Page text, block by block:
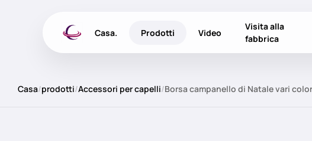
Casa. Prodotti Video
Visita alla
fabbrica
Casa/prodotti/Accessori per capelli/Borsa campanello di Natale vari